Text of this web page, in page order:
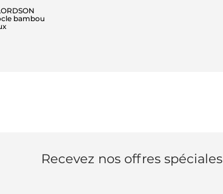
bambou
Recevez nos offres spéciales